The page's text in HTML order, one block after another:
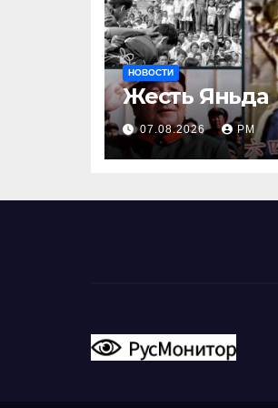
НОВОСТИ
Жесть Яньда
07.08.2026 РМ